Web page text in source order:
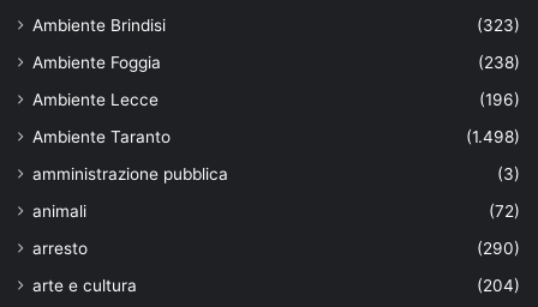
Ambiente Brindisi
(323)
Ambiente Foggia
(238)
Ambiente Lecce
(196)
Ambiente Taranto
(1.498)
amministrazione pubblica
(3)
animali
(72)
arresto
(290)
arte e cultura
(204)